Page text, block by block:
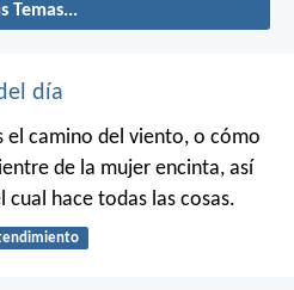
Temas...
día
el camino del viento, o cómo
de la mujer encinta, así
cual hace todas las cosas.